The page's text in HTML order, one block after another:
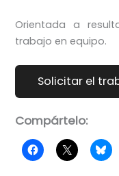
Orientada a
trabajo en equipo.
Compártelo: